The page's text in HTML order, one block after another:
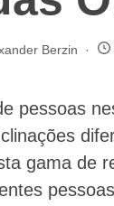
Berzin
pessoas
gama de